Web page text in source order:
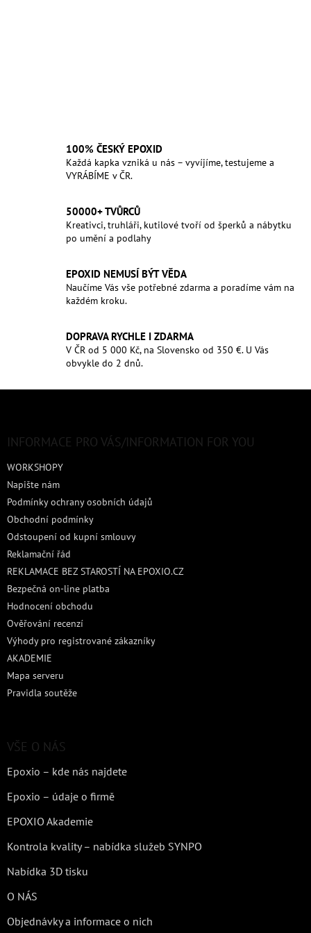
100% ČESKÝ EPOXID
Každá kapka vzniká u nás – vyvíjíme, testujeme a
VYRÁBÍME v ČR.
50000+ TVŮRCŮ
Kreativci, truhláři, kutilové tvoří od šperků a nábytku
po umění a podlahy
EPOXID NEMUSÍ BÝT VĚDA
Naučíme Vás vše potřebné zdarma a poradíme vám na
každém kroku.
DOPRAVA RYCHLE I ZDARMA
V ČR od 5 000 Kč, na Slovensko od 350 €. U Vás
obvykle do 2 dnů.
INFORMACE PRO VÁS/INFORMATION FOR YOU
WORKSHOPY
Napište nám
Podmínky ochrany osobních údajů
Obchodní podmínky
Odstoupení od kupní smlouvy
Reklamační řád
REKLAMACE BEZ STAROSTÍ NA EPOXIO.CZ
Bezpečná on-line platba
Hodnocení obchodu
Ověřování recenzí
Výhody pro registrované zákazníky
AKADEMIE
Mapa serveru
Pravidla soutěže
VŠE O NÁS
Epoxio – kde nás najdete
Epoxio – údaje o firmě
EPOXIO Akademie
Kontrola kvality – nabídka služeb SYNPO
Nabídka 3D tisku
O NÁS
Objednávky a informace o nich